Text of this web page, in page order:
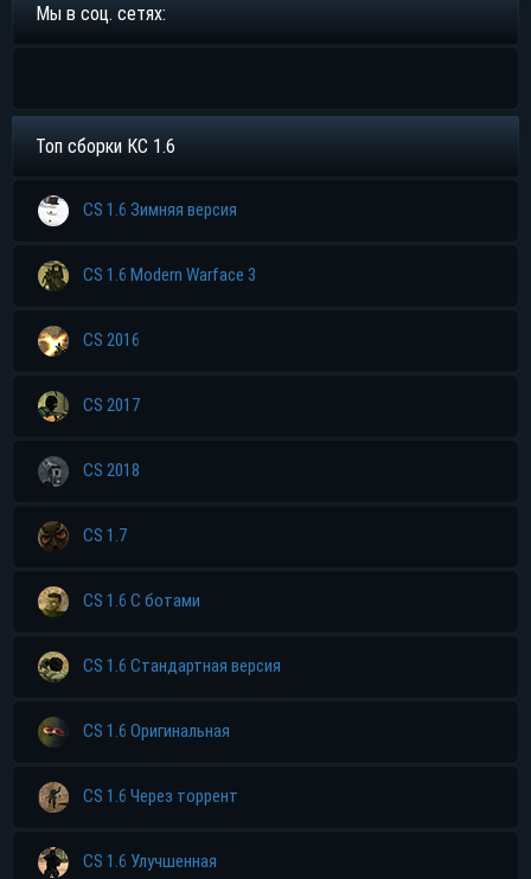
Мы в соц. сетях:
Топ сборки КС 1.6
CS 1.6 Зимняя версия
CS 1.6 Modern Warface 3
CS 2016
CS 2017
CS 2018
CS 1.7
CS 1.6 С ботами
CS 1.6 Стандартная версия
CS 1.6 Оригинальная
CS 1.6 Через торрент
CS 1.6 Улучшенная